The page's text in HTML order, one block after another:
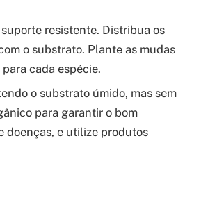
resistente. Distribua os
o substrato. Plante as mudas
cada espécie.
o substrato úmido, mas sem
para garantir o bom
doenças, e utilize produtos